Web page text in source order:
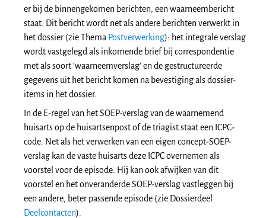
er bij de binnengekomen berichten, een waarneembericht
staat. Dit bericht wordt net als andere berichten verwerkt in
het dossier (zie Thema Postverwerking): het integrale verslag
wordt vastgelegd als inkomende brief bij correspondentie
met als soort ‘waarneemverslag’ en de gestructureerde
gegevens uit het bericht komen na bevestiging als dossier-
items in het dossier.
In de E-regel van het SOEP-verslag van de waarnemend
huisarts op de huisartsenpost of de triagist staat een ICPC-
code. Net als het verwerken van een eigen concept-SOEP-
verslag kan de vaste huisarts deze ICPC overnemen als
voorstel voor de episode. Hij kan ook afwijken van dit
voorstel en het onveranderde SOEP-verslag vastleggen bij
een andere, beter passende episode (zie Dossierdeel
Deelcontacten).